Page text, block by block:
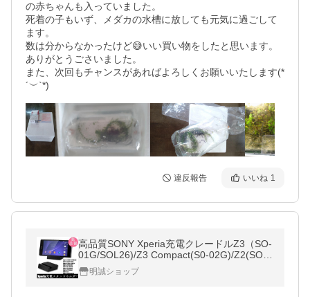
の赤ちゃんも入っていました。
死着の子もいず、メダカの水槽に放しても元気に過ごして
ます。
数は分からなかったけど😅いい買い物をしたと思います。
ありがとうごさいました。
また、次回もチャンスがあればよろしくお願いいたします(*
´︶`*)
違反報告 いいね 1
高品質SONY Xperia充電クレードルZ3（SO-
01G/SOL26)/Z3 Compact(S0-02G)/Z2(SO-0
3F)/A2(SO-04F)/Z1/Z1 f/Z Ultraスタンド充
電器【PL保険加入済み製品・安心】
明誠ショップ